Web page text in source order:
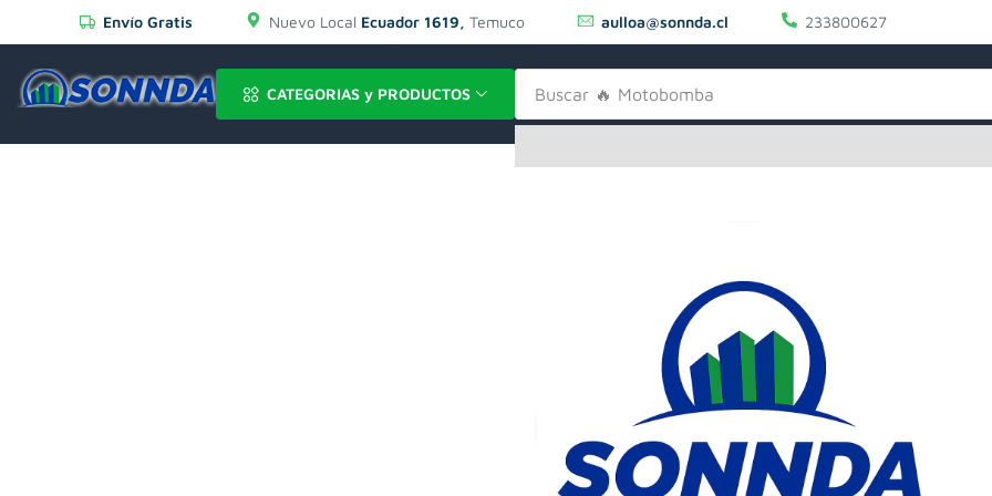
Envío Gratis Nuevo Local Ecuador 1619, Temuco aulloa@sonnda.cl 233800627
CATEGORIAS y PRODUCTOS Buscar 🔥 Motobomba